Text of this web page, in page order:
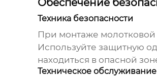
Обеспечение
Техника безопасности
При монтаже
Используйте защитную
находиться в опасной
Техническое обслуживание